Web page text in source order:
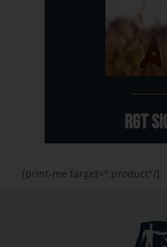
RGT
[print-me target=".product"/]